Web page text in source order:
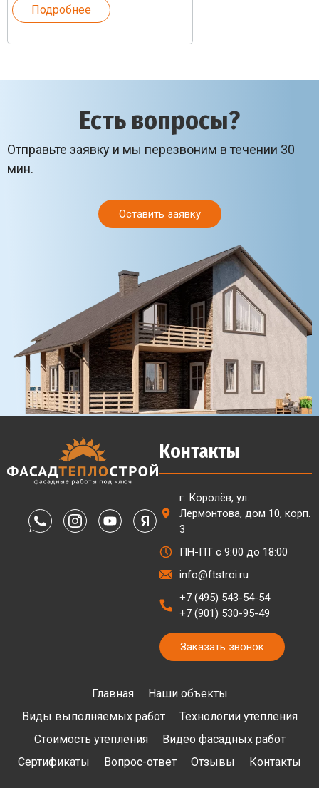
Подробнее
Есть вопросы?
Отправьте заявку и мы перезвоним в течении 30
мин.
Оставить заявку
Главная
Наши объекты
Виды выполняемых работ
Технологии утепления
Стоимость утепления
Видео фасадных работ
Сертификаты
Вопрос-ответ Отзывы Контакты
Контакты
г. Королёв, ул.
Лермонтова, дом 10, корп.
3
ПН-ПТ с 9:00 до 18:00
info@ftstroi.ru
+7 (495) 543-54-54
+7 (901) 530-95-49
Заказать звонок